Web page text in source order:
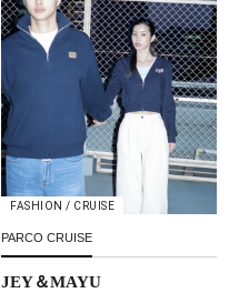
FASHION / CRUISE
PARCO CRUISE
JEY＆MAYU